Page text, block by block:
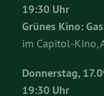
19:30 Uhr
Grünes Kino:
im Capitol-Kino,
Donnerstag,
19:30 Uhr